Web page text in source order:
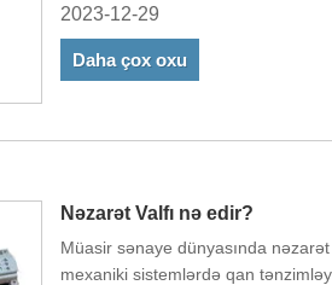
2023-12-29
Daha çox oxu
Nəzarət Valfı nə edir?
Müasir sənaye dünyasında
mexaniki sistemlərdə qan